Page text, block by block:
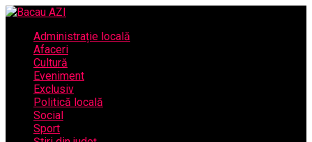
Administrație locală
Afaceri
Cultură
Eveniment
Exclusiv
Politică locală
Social
Sport